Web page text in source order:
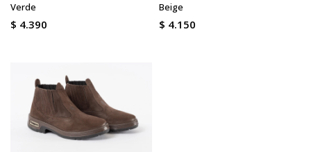
Verde
$ 4.390
Beige
$ 4.150